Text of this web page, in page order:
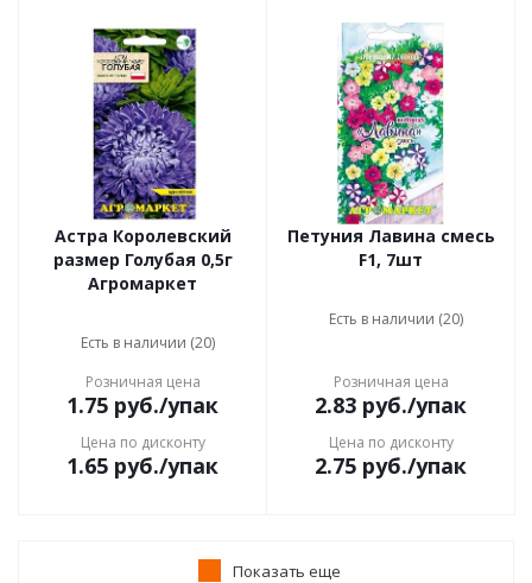
Астра Королевский
размер Голубая 0,5г
Агромаркет
Есть в наличии (20)
Розничная цена
1.75 руб./упак
Цена по дисконту
1.65 руб./упак
Петуния Лавина смесь
F1, 7шт
Есть в наличии (20)
Розничная цена
2.83 руб./упак
Цена по дисконту
2.75 руб./упак
Показать еще